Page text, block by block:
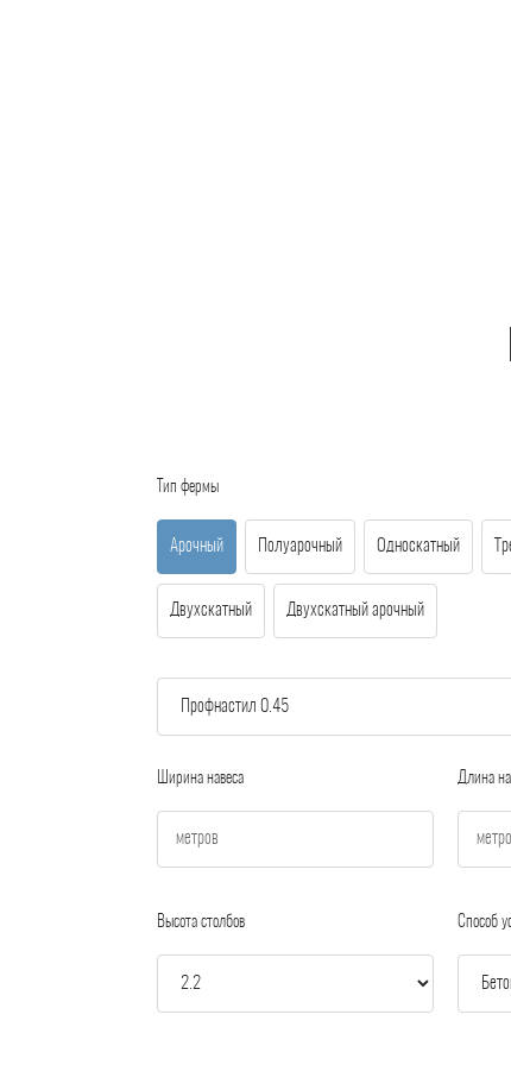
Тип фермы
Арочный Полуарочный Односкатный
Двухскатный Двухскатный арочный
Ширина навеса Длина
Высота столбов Способ